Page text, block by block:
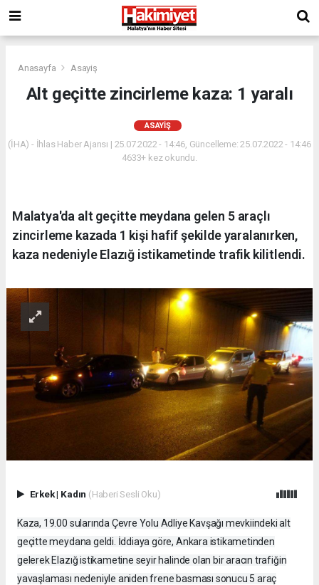
Anasayfa Asayiş
Alt geçitte zincirleme kaza: 1 yaralı
ASAYIŞ
(İHA) - İhlas Haber Ajansı | 25.07.2022 - 14:46, Güncelleme: 25.07.2022 - 14:46
4633+ kez okundu.
Malatya'da alt geçitte meydana gelen 5 araçlı
zincirleme kazada 1 kişi hafif şekilde yaralanırken,
kaza nedeniyle Elazığ istikametinde trafik kilitlendi.
Erkek| Kadın (Haberi Sesli Oku)
Kaza, 19.00 sularında Çevre Yolu Adliye Kavşağı mevkiindeki alt
geçitte meydana geldi. İddiaya göre, Ankara istikametinden
gelerek Elazığ istikametine seyir halinde olan bir aracın trafiğin
yavaşlaması nedeniyle aniden frene basması sonucu 5 araç